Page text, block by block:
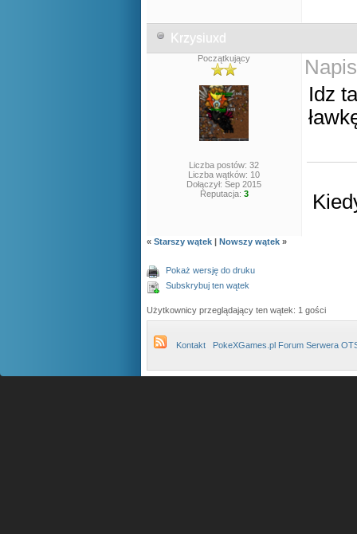
Krzysiuxd
Początkujący
Liczba postów: 32
Liczba wątków: 10
Dołączył: Sep 2015
Reputacja: 3
Idz
« Starszy wątek | Nowszy wątek »
Pokaż wersję do druku
Subskrybuj ten wątek
Użytkownicy przeglądający ten wątek: 1 gości
Kontakt PokeXGames.pl Forum Serwera